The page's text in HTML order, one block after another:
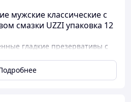
мужские классические с
смазки UZZI упаковка 12
гладкие презервативы с
и инфекций,
Могут использоваться в